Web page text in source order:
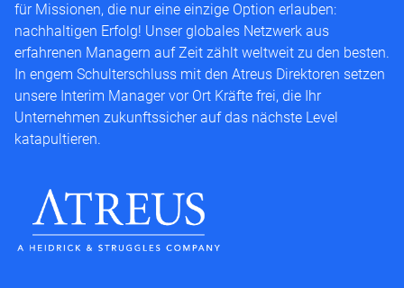
für Missionen, die nur eine einzige Option erlauben:
nachhaltigen Erfolg! Unser globales Netzwerk aus
erfahrenen Managern auf Zeit zählt weltweit zu den besten.
In engem Schulterschluss mit den Atreus Direktoren setzen
unsere Interim Manager vor Ort Kräfte frei, die Ihr
Unternehmen zukunftssicher auf das nächste Level
katapultieren.